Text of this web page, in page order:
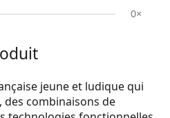
0×
jeune et ludique qui
combinaisons de